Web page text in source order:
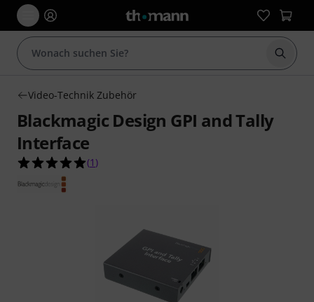
Suche
Video-Technik Zubehör
Blackmagic Design GPI and Tally
Interface
5.0 von 5 Sternen aus 1 Kundenbewertungen
(1 )